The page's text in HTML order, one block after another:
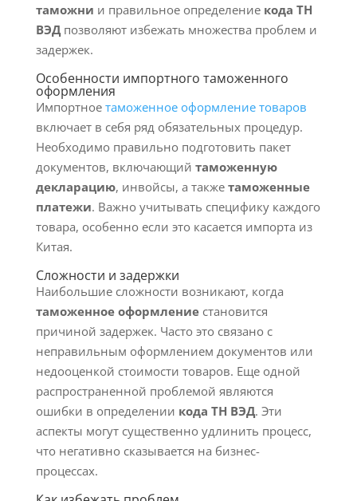
таможни и правильное определение кода ТН
ВЭДпозволяют избежать множества проблем и
задержек.
Особенности импортного таможенного
оформления
Импортное таможенное оформление товаров
включает в себя ряд обязательных процедур.
Необходимо правильно подготовить пакет
документов, включающий таможенную
декларацию, инвойсы, а также таможенные
платежи. Важно учитывать специфику каждого
товара, особенно если это касается импорта из
Китая.
Сложности и задержки
Наибольшие сложности возникают, когда
таможенное оформлениестановится
причиной задержек. Часто это связано с
неправильным оформлением документов или
недооценкой стоимости товаров. Еще одной
распространенной проблемой являются
ошибки в определении кода ТН ВЭД. Эти
аспекты могут существенно удлинить процесс,
что негативно сказывается на бизнес-
процессах.